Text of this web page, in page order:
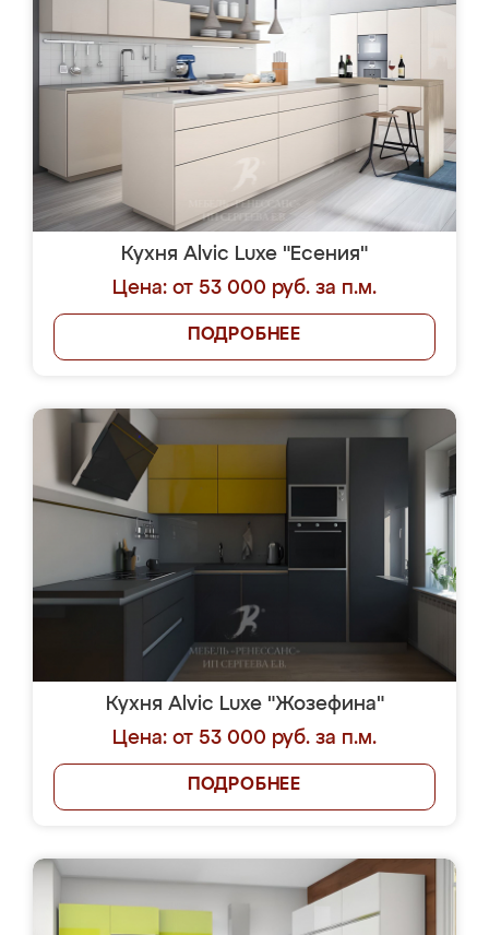
Кухня Alvic Luxe "Есения"
Цена: от 53 000 руб. за п.м.
ПОДРОБНЕЕ
Кухня Alvic Luxe "Жозефина"
Цена: от 53 000 руб. за п.м.
ПОДРОБНЕЕ